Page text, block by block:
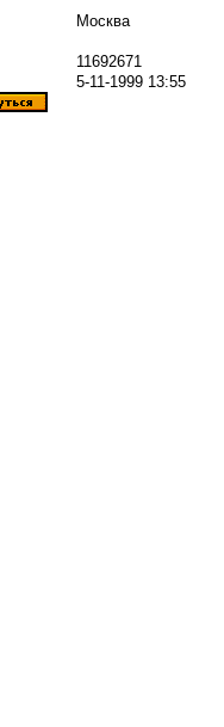
Москва
11692671
5-11-1999 13:55